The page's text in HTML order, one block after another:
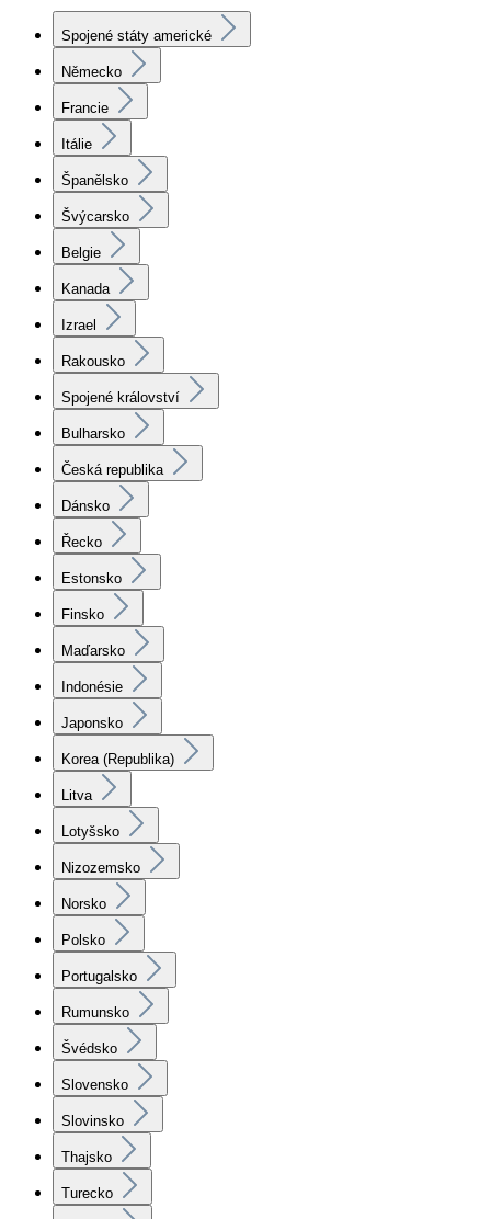
Spojené státy americké
Německo
Francie
Itálie
Španělsko
Švýcarsko
Belgie
Kanada
Izrael
Rakousko
Spojené království
Bulharsko
Česká republika
Dánsko
Řecko
Estonsko
Finsko
Maďarsko
Indonésie
Japonsko
Korea (Republika)
Litva
Lotyšsko
Nizozemsko
Norsko
Polsko
Portugalsko
Rumunsko
Švédsko
Slovensko
Slovinsko
Thajsko
Turecko